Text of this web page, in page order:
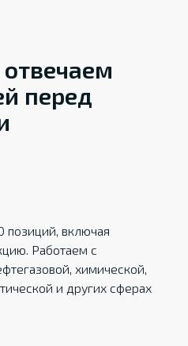
перед
позиций, включая
Работаем с
химической,
и других сферах